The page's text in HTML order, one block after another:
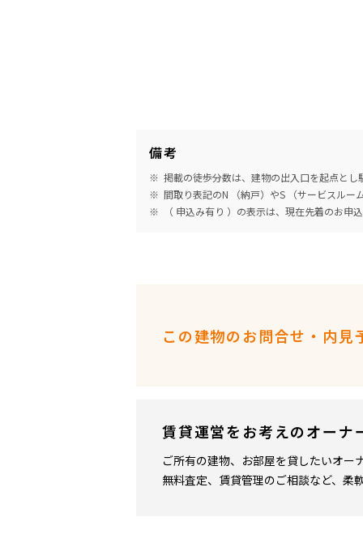
備考
掲載の徒歩分数は、建物の出入口を起点と
間取り表記のN （納戸）やS （サービスル
（ 申込み有り ）の表示は、現在先着のお
この建物のお問合せ・内見
賃貸運営をお考えのオーナ
ご所有の建物、お部屋を貸したいオー
無料査定、賃貸管理のご相談など、柔